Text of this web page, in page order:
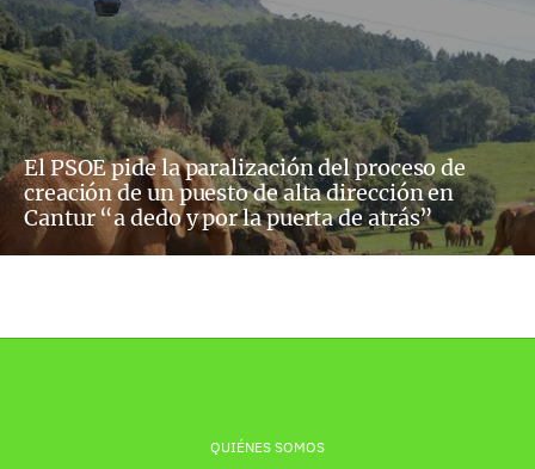
El PSOE pide la paralización del proceso de
creación de un puesto de alta dirección en
Cantur “a dedo y por la puerta de atrás”
QUIÉNES SOMOS